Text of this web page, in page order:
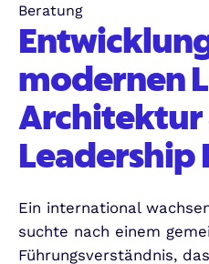
Beratung
modernen
Architektur
Leadership
Ein international
suchte nach einem
Führungsverständnis,